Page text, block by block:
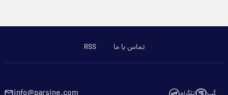
تماس با ما RSS